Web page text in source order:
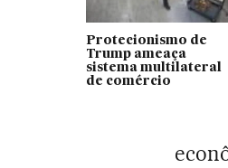
Protecionismo de
Trump ameaça
sistema multilateral
de comércio